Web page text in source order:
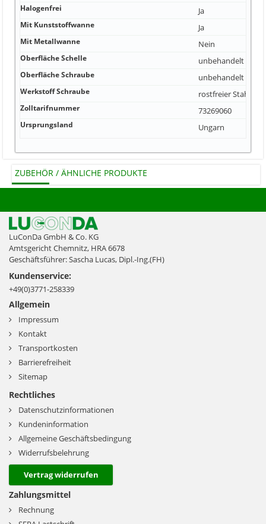
Halogenfrei Ja
Mit Kunststoffwanne Ja
Mit Metallwanne Nein
Oberfläche Schelle unbehandelt
Oberfläche Schraube unbehandelt
Werkstoff Schraube rostfreier Stahl
Zolltarifnummer 73269060
Ursprungsland Ungarn
ZUBEHÖR / ÄHNLICHE PRODUKTE
LuConDa GmbH & Co. KG
Amtsgericht Chemnitz, HRA 6678
Geschäftsführer: Sascha Lucas, Dipl.-Ing.(FH)
Kundenservice:
+49(0)3771-258339
Allgemein
Impressum
Kontakt
Transportkosten
Barrierefreiheit
Sitemap
Rechtliches
Datenschutzinformationen
Kundeninformation
Allgemeine Geschäftsbedingung
Widerrufsbelehrung
Vertrag widerrufen
Zahlungsmittel
Rechnung